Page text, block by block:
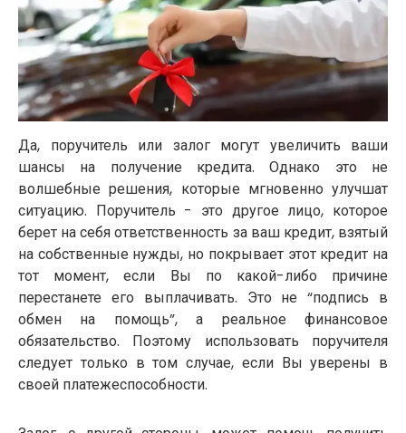
Да, поручитель или залог могут увеличить ваши
шансы на получение кредита. Однако это не
волшебные решения, которые мгновенно улучшат
ситуацию. Поручитель - это другое лицо, которое
берет на себя ответственность за ваш кредит, взятый
на собственные нужды, но покрывает этот кредит на
тот момент, если Вы по какой-либо причине
перестанете его выплачивать. Это не “подпись в
обмен на помощь”, а реальное финансовое
обязательство. Поэтому использовать поручителя
следует только в том случае, если Вы уверены в
своей платежеспособности.